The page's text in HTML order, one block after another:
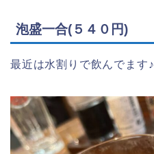
泡盛一合(５４０円)
最近は水割りで飲んでます♪